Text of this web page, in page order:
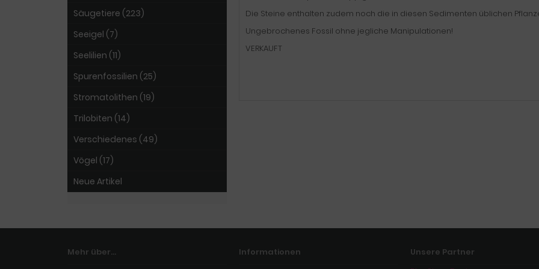
Die Steine enthalten zudem noch die in diesen Sedimenten üblichen
Ungebrochenes Fossil ohne jegliche Manipulationen!
VERKAUFT
Säugetiere (223)
Seeigel (7)
Seelilien (11)
Spurenfossilien (25)
Stromatolithen (19)
Trilobiten (14)
Verschiedenes (49)
Vögel (17)
Neue Artikel
Mehr über... Informationen
Unsere Partner